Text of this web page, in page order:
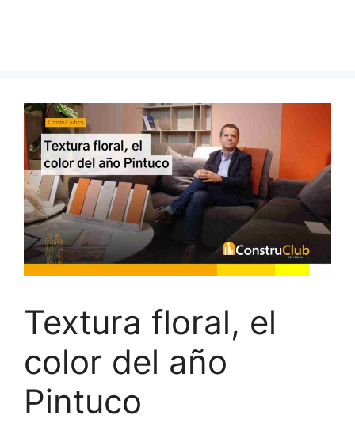
Textura floral, el
color del año
Pintuco